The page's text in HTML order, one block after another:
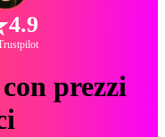
4.9
prezzi